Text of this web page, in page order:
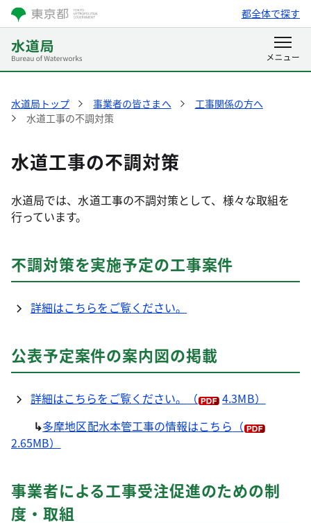
都全体で探す
水道局トップ 事業者の皆さまへ
工事関係の方へ
水道工事の不調対策
水道工事の不調対策
水道局では、水道工事の不調対策として、様々な取組を
行っています。
不調対策を実施予定の工事案件
詳細はこちらをご覧ください。
公表予定案件の案内図の掲載
詳細はこちらをご覧ください。 （
4.3MB）
↳多摩地区配水本管工事の情報はこちら （
2.65MB）
事業者による工事受注促進のための制
度・取組